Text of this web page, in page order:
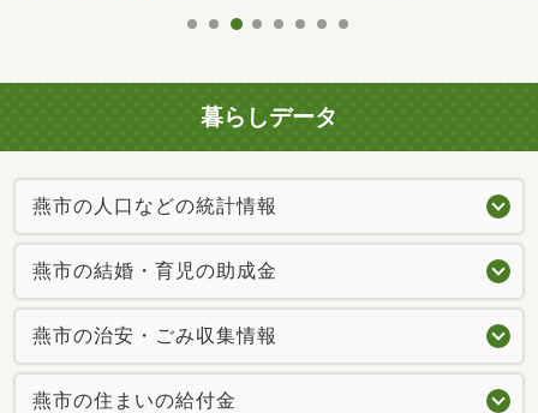
暮らしデータ
燕市の人口などの統計情報
燕市の結婚・育児の助成金
燕市の治安・ごみ収集情報
燕市の住まいの給付金